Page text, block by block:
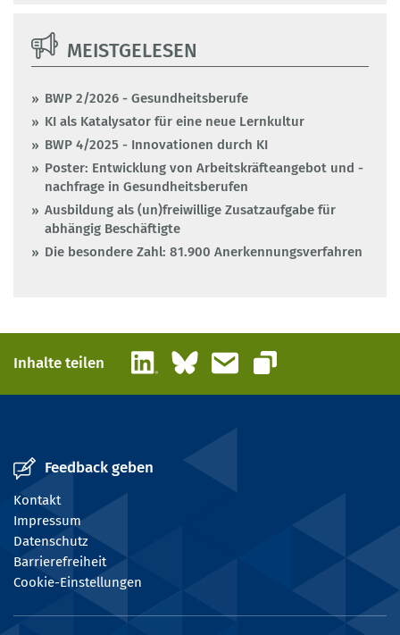
MEISTGELESEN
BWP 2/2026 - Gesundheitsberufe
KI als Katalysator für eine neue Lernkultur
BWP 4/2025 - Innovationen durch KI
Poster: Entwicklung von Arbeitskräfteangebot und -
nachfrage in Gesundheitsberufen
Ausbildung als (un)freiwillige Zusatzaufgabe für
abhängig Beschäftigte
Die besondere Zahl: 81.900 Anerkennungsverfahren
Inhalte teilen LinkedInBlueskyE-Mail
Link kopieren
Feedback geben
Kontakt
Impressum
Datenschutz
Barrierefreiheit
Cookie-Einstellungen